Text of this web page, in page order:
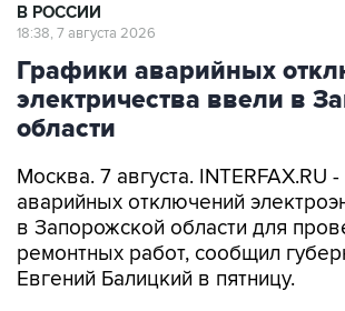
В РОССИИ
18:38, 7 августа 2026
Графики аварийных
электричества ввели в
области
Москва. 7 августа. INTERFAX.RU
аварийных отключений
в Запорожской области для
ремонтных работ, сообщил
Евгений Балицкий в пятницу.